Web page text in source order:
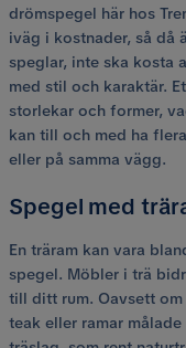
drömspegel här hos
iväg i kostnader, så då
speglar, inte ska kosta
med stil och karaktär.
storlekar och former,
kan till och med ha
eller på samma vägg.
Spegel med
En träram kan vara
spegel. Möbler i trä
till ditt rum. Oavsett
teak eller ramar